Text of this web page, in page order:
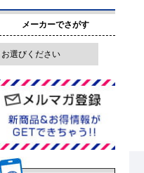
メーカーでさがす